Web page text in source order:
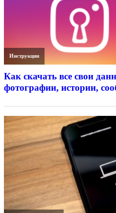
Инструкции
Как скачать все свои
фотографии, истории,